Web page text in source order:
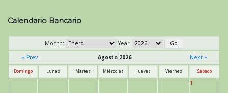
Calendario Bancario
Month:
Year:
« Prev
Agosto 2026 Next »
Domingo Lunes Martes Miércoles Jueves Viernes Sábado
1